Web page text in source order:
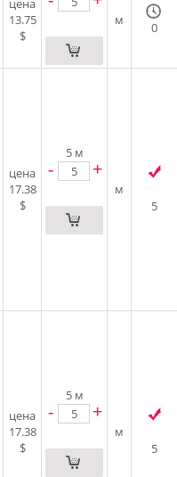
цена
13.75
$
м 0
цена
17.38
$
5 м
- +
м
5
цена
17.38
$
5 м
- +
м
5